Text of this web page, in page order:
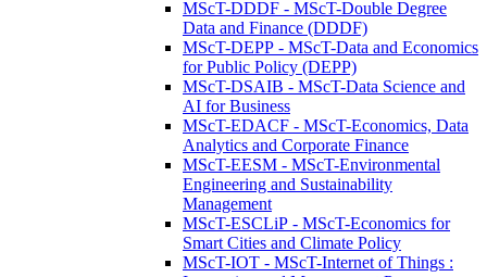
MScT-DDDF - MScT-Double Degree
Data and Finance (DDDF)
MScT-DEPP - MScT-Data and Economics
for Public Policy (DEPP)
MScT-DSAIB - MScT-Data Science and
AI for Business
MScT-EDACF - MScT-Economics, Data
Analytics and Corporate Finance
MScT-EESM - MScT-Environmental
Engineering and Sustainability
Management
MScT-ESCLiP - MScT-Economics for
Smart Cities and Climate Policy
MScT-IOT - MScT-Internet of Things :